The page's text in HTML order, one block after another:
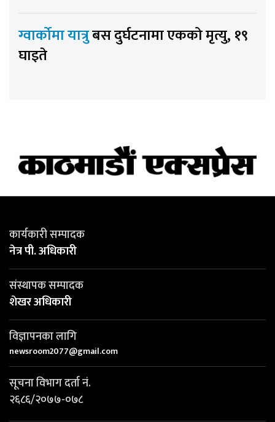
ग्वार्कोमा यात्रुबस दुर्घटनामा एकको मृत्यु, १९
घाइते
कार्यकारी सम्पादक
नेत्र पी. अधिकारी
संस्थापक सम्पादक
शेखर अधिकारी
विज्ञापनका लागि
newsroom2077@gmail.com
सूचना विभाग दर्ता नं.
२६८६/२०७७-०७८